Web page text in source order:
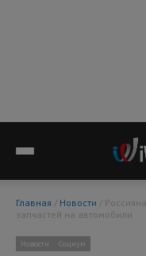
Главная / Новости
запчастей на автомобили
Новости Социум